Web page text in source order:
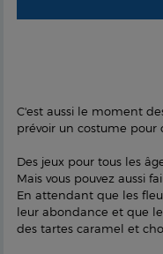
C'est aussi le moment
prévoir un costume pour
Des jeux pour tous les
Mais vous pouvez aussi
En attendant que les
leur abondance et que
des tartes caramel et